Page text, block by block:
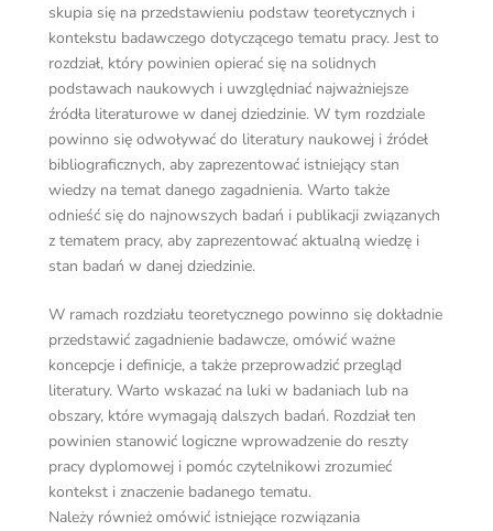
skupia się na przedstawieniu podstaw teoretycznych i
kontekstu badawczego dotyczącego tematu pracy. Jest to
rozdział, który powinien opierać się na solidnych
podstawach naukowych i uwzględniać najważniejsze
źródła literaturowe w danej dziedzinie. W tym rozdziale
powinno się odwoływać do literatury naukowej i źródeł
bibliograficznych, aby zaprezentować istniejący stan
wiedzy na temat danego zagadnienia. Warto także
odnieść się do najnowszych badań i publikacji związanych
z tematem pracy, aby zaprezentować aktualną wiedzę i
stan badań w danej dziedzinie.
W ramach rozdziału teoretycznego powinno się dokładnie
przedstawić zagadnienie badawcze, omówić ważne
koncepcje i definicje, a także przeprowadzić przegląd
literatury. Warto wskazać na luki w badaniach lub na
obszary, które wymagają dalszych badań. Rozdział ten
powinien stanowić logiczne wprowadzenie do reszty
pracy dyplomowej i pomóc czytelnikowi zrozumieć
kontekst i znaczenie badanego tematu.
Należy również omówić istniejące rozwiązania